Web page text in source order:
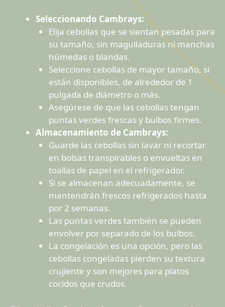
Seleccionando Cambrays:
Elija cebollas que se sientan pesadas para
su tamaño, sin magulladuras ni manchas
húmedas o blandas.
Seleccione cebollas de mayor tamaño, si
están disponibles, de alrededor de 1
pulgada de diámetro o más.
Asegúrese de que las cebollas tengan
puntas verdes frescas y bulbos firmes.
Almacenamiento de Cambrays:
Guarde las cebollas sin lavar ni recortar
en bolsas transpirables o envueltas en
toallas de papel en el refrigerador.
Si se almacenan adecuadamente, se
mantendrán frescos refrigerados hasta
por 2 semanas.
Las puntas verdes también se pueden
envolver por separado de los bulbos.
La congelación es una opción, pero las
cebollas congeladas pierden su textura
crujiente y son mejores para platos
cocidos que crudos.